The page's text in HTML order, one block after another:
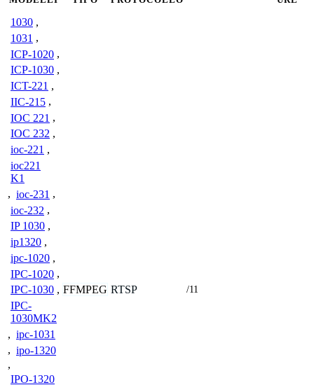
1030 ,
1031 ,
ICP-1020 ,
ICP-1030 ,
ICT-221 ,
IIC-215 ,
IOC 221 ,
IOC 232 ,
ioc-221 ,
ioc221
K1
, ioc-231 ,
ioc-232 ,
IP 1030 ,
ip1320 ,
ipc-1020 ,
IPC-1020 ,
IPC-1030 ,
IPC-
1030MK2
, ipc-1031
, ipo-1320
,
IPO-1320
FFMPEG RTSP /11